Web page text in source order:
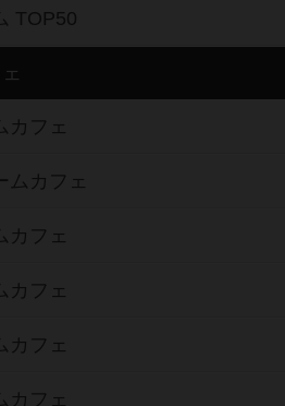
TOP50
カフェ
ムカフェ
カフェ
カフェ
カフェ
カフェ